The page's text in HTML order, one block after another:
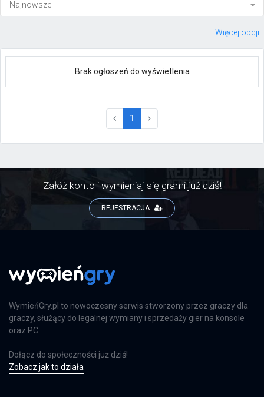
Więcej opcji
Brak ogłoszeń do wyświetlenia
1 (current)
Załóż konto i wymieniaj się grami już dziś!
REJESTRACJA
WymieńGry.pl to nowoczesny serwis stworzony przez graczy dla
graczy, służący do legalnej wymiany i sprzedaży gier na konsole
oraz PC.
Dołącz do społeczności już dziś!
Zobacz jak to działa